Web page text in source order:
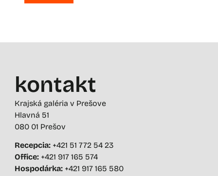
kontakt
Krajská galéria v Prešove
Hlavná 51
080 01 Prešov
Recepcia: +421 51 772 54 23
Office: +421 917 165 574
Hospodárka: +421 917 165 580